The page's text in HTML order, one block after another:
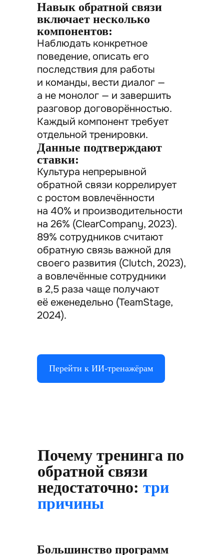
Навык обратной связи
включает несколько
компонентов:
Наблюдать конкретное
поведение, описать его
последствия для работы
и команды, вести диалог —
а не монолог — и завершить
разговор договорённостью.
Каждый компонент требует
отдельной тренировки.
Данные подтверждают
ставки:
Культура непрерывной
обратной связи коррелирует
с ростом вовлечённости
на 40% и производительности
на 26% (ClearCompany, 2023).
89% сотрудников считают
обратную связь важной для
своего развития (Clutch, 2023),
а вовлечённые сотрудники
в 2,5 раза чаще получают
её еженедельно (TeamStage,
2024).
Перейти к ИИ-тренажёрам
Почему тренинга по
обратной связи
недостаточно: три
причины
Большинство программ